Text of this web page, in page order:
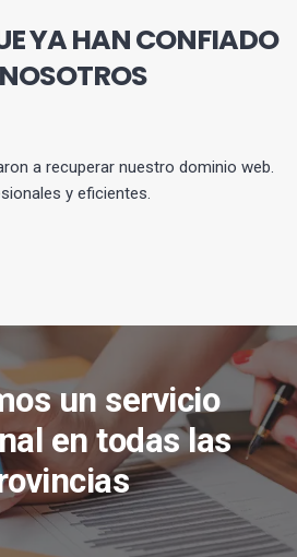
YA HAN CONFIADO
a recuperar nuestro dominio web.
y eficientes.
un servicio
en todas las